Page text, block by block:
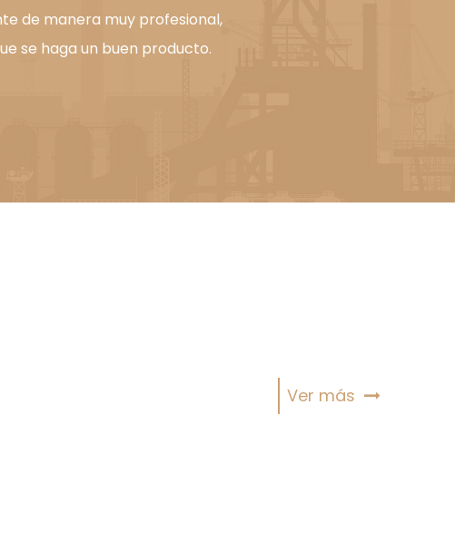
de manera muy profesional,
se haga un buen producto.
Ver más